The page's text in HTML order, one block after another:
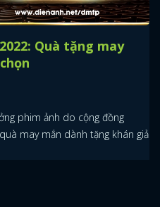
Quà tặng may
phim ảnh do cộng đồng
may mắn dành tặng khán giả